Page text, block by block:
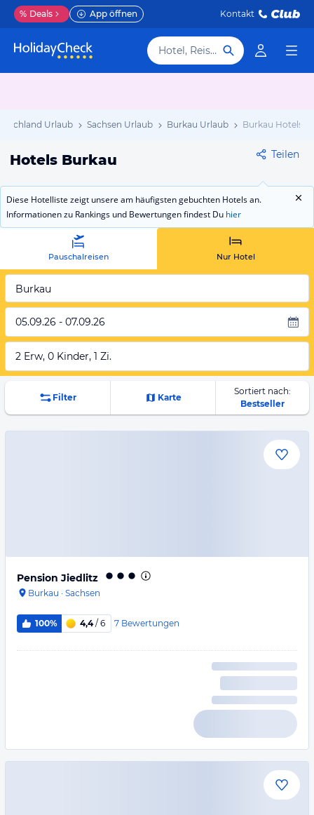
% Deals App öffnen Kontakt
Hotel, Reiseziel
Urlaub Sachsen Urlaub Burkau Urlaub Burkau Hotels
Hotels Burkau Teilen
Diese Hotelliste zeigt unsere am häufigsten gebuchten Hotels an.
Informationen zu Rankings und Bewertungen findest Du hier
Pauschalreisen Nur Hotel
Burkau
05.09.26 - 07.09.26
2 Erw, 0 Kinder, 1 Zi.
Filter Karte
Sortiert nach:
Bestseller
Pension Jiedlitz
Burkau · Sachsen
100% 4,4/ 6 7 Bewertungen